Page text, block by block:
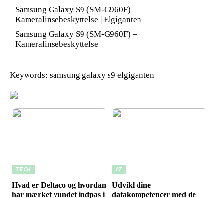
Samsung Galaxy S9 (SM-G960F) –
Kameralinsebeskyttelse | Elgiganten
Samsung Galaxy S9 (SM-G960F) –
Kameralinsebeskyttelse
Keywords: samsung galaxy s9 elgiganten
TECH
Hvad er Deltaco og hvordan
har mærket vundet indpas i
IT
Udvikl dine
datakompetencer med de